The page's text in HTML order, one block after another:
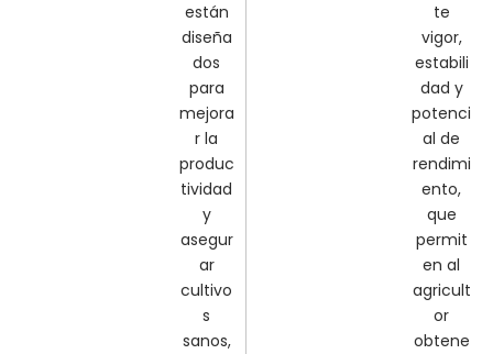
están
diseña
dos
para
mejora
r la
produc
tividad
y
asegur
ar
cultivo
s
sanos,
te
vigor,
estabili
dad y
potenci
al de
rendimi
ento,
que
permit
en al
agricult
or
obtene